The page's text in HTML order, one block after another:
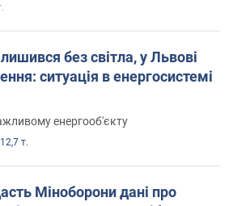
без світла, у Львові
ситуація в енергосистемі
енергооб'єкту
12,7 т.
Міноборони дані про